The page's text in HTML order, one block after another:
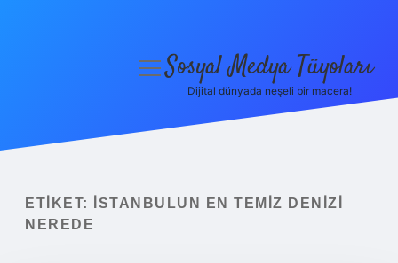
Yasal Uyarı
menüyüSosyal Medya Tüyoları
Dijital dünyada neşeli bir macera!
ETIKET:
İSTANBULUN EN TEMIZ DENIZI
NEREDE